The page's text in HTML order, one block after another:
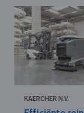
KAERCHER N.V.